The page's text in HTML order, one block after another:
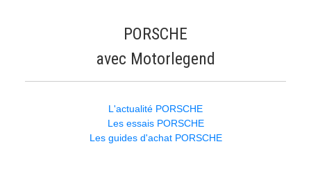
PORSCHE
avec Motorlegend
L'actualité PORSCHE
Les essais PORSCHE
Les guides d'achat PORSCHE